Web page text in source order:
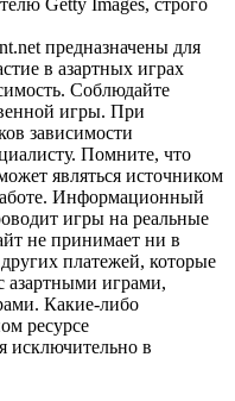
Getty Images, строго
предназначены для
в азартных играх
Соблюдайте
игры. При
зависимости
Помните, что
являться источником
Информационный
игры на реальные
не принимает ни в
платежей, которые
азартными играми,
Какие-либо
ресурсе
исключительно в